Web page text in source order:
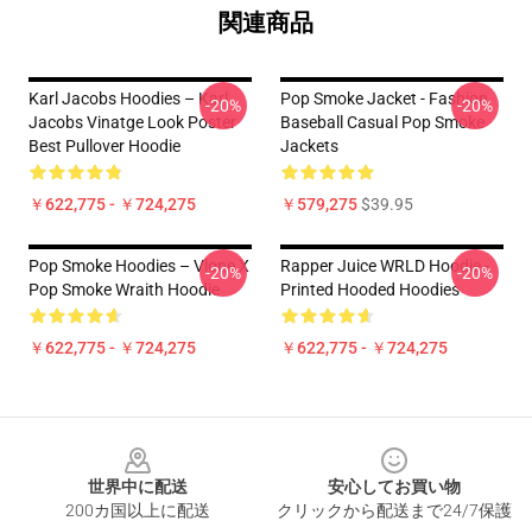
関連商品
Karl Jacobs Hoodies – Karl
Jacobs Vinatge Look Poster
Best Pullover Hoodie
￥622,775 - ￥724,275
-20%
Pop Smoke Jacket - Fashion
Baseball Casual Pop Smoke
Jackets
￥579,275$39.95
-20%
Pop Smoke Hoodies – Vlone X
Pop Smoke Wraith Hoodie
￥622,775 - ￥724,275
-20%
Rapper Juice WRLD Hoodie -
Printed Hooded Hoodies
￥622,775 - ￥724,275
-20%
世界中に配送
200カ国以上に配送
安心してお買い物
クリックから配送まで24/7保護